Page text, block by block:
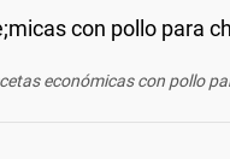
económicas con pollo